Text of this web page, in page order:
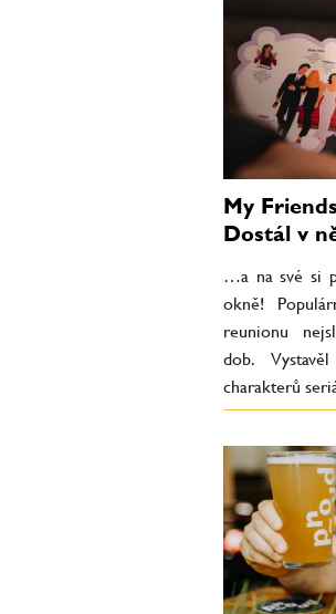
My
Dostál v
…a na své si
okně!
reunionu
dob.
charakterů